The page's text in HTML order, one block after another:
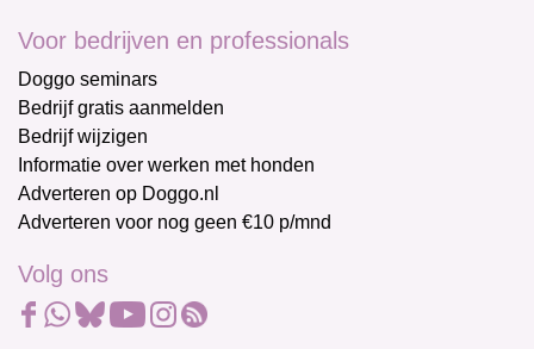
Voor bedrijven en professionals
Doggo seminars
Bedrijf gratis aanmelden
Bedrijf wijzigen
Informatie over werken met honden
Adverteren op Doggo.nl
Adverteren voor nog geen €10 p/mnd
Volg ons